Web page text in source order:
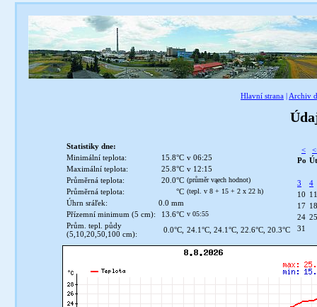
Hlavní strana | Archiv
Statistiky dne:
Minimální teplota:
15.8°C v 06:25
Maximální teplota:
25.8°C v 12:15
Průměrná teplota:
20.0°C (průměr vąech hodnot)
Průměrná teplota: °C (tepl. v 8 + 15 + 2 x 22 h)
Úhrn sráľek:
0.0 mm
Přízemní minimum (5 cm):
13.6°C v 05:55
Prům. tepl. půdy
(5,10,20,50,100 cm):
0.0°C, 24.1°C, 24.1°C, 22.6°C, 20.3°C
<
Po Út
3
4
10 11
17 18
24 25
31